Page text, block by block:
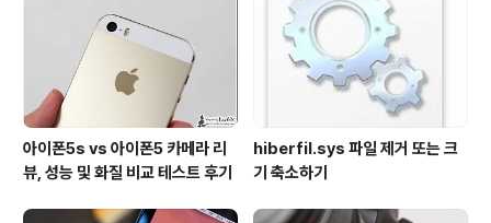
아이폰5s vs 아이폰5 카메라 리
뷰, 성능 및 화질 비교 테스트 후기
hiberfil.sys 파일 제거 또는 크
기 축소하기